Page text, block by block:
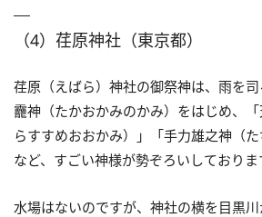
（4）荏原神社（東京都）
荏原（えばら）神社の御祭神は、雨を
龗神（たかおかみのかみ）をはじめ、
らすすめおおかみ）」「手力雄之神（た
など、すごい神様が勢ぞろいしておりま
水場はないのですが、神社の横を目黒